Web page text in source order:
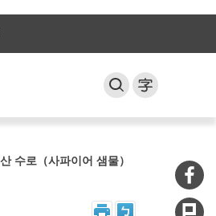
수로（사파이어 샘물）